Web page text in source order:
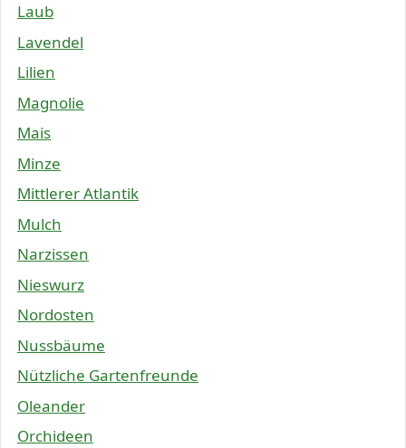
Laub
Lavendel
Lilien
Magnolie
Mais
Minze
Mittlerer Atlantik
Mulch
Narzissen
Nieswurz
Nordosten
Nussbäume
Nützliche Gartenfreunde
Oleander
Orchideen